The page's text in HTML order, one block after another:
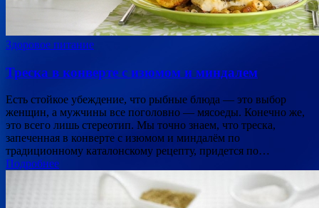
Здоровое питание
Треска в конверте с изюмом и миндалем
Есть стойкое убеждение, что рыбные блюда — это выбор
женщин, а мужчины все поголовно — мясоеды. Конечно же,
это всего лишь стереотип. Мы точно знаем, что треска,
запеченная в конверте с изюмом и миндалём по
традиционному каталонскому рецепту, придется по…
Подробнее